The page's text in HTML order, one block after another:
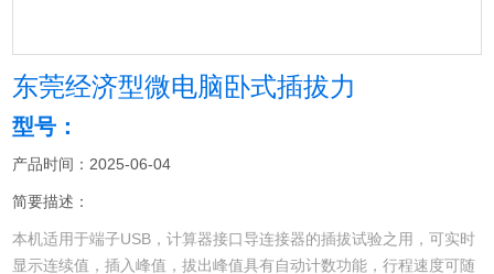
东莞经济型微电脑卧式插拔力
型号：
产品时间：2025-06-04
简要描述：
本机适用于端子USB，计算器接口导连接器的插拔试验之用，可实时
显示连续值，插入峰值，拔出峰值具有自动计数功能，行程速度可随